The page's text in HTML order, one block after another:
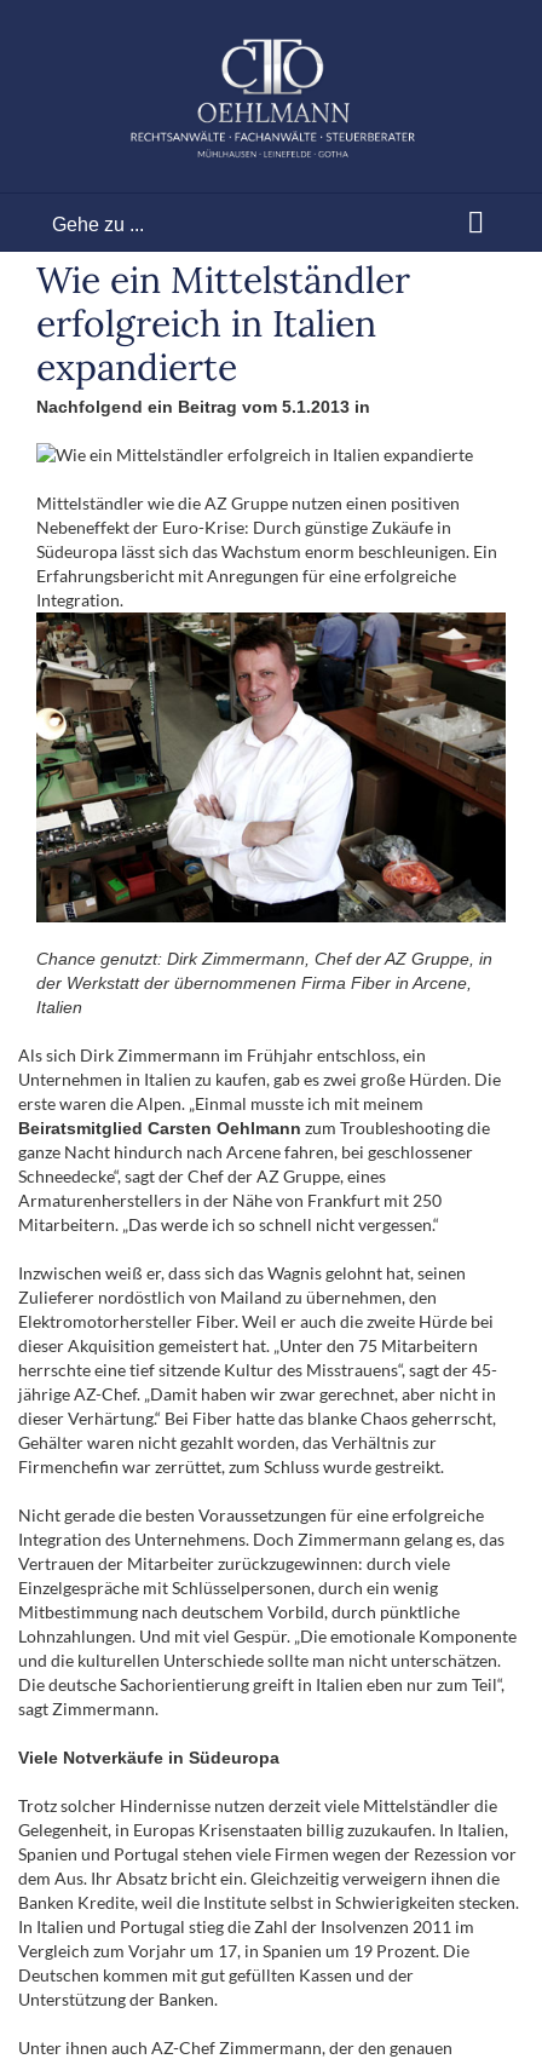
Gehe zu ...
Wie ein Mittelständler
erfolgreich in Italien
expandierte
Nachfolgend ein Beitrag vom 5.1.2013 in
Mittelständler wie die AZ Gruppe nutzen einen positiven
Nebeneffekt der Euro-Krise: Durch günstige Zukäufe in
Südeuropa lässt sich das Wachstum enorm beschleunigen. Ein
Erfahrungsbericht mit Anregungen für eine erfolgreiche
Integration.
Chance genutzt: Dirk Zimmermann, Chef der AZ Gruppe, in
der Werkstatt der übernommenen Firma Fiber in Arcene,
Italien
Als sich Dirk Zimmermann im Frühjahr entschloss, ein
Unternehmen in Italien zu kaufen, gab es zwei große Hürden. Die
erste waren die Alpen. „Einmal musste ich mit meinem
Beiratsmitglied Carsten Oehlmann zum Troubleshooting die
ganze Nacht hindurch nach Arcene fahren, bei geschlossener
Schneedecke“, sagt der Chef der AZ Gruppe, eines
Armaturenherstellers in der Nähe von Frankfurt mit 250
Mitarbeitern. „Das werde ich so schnell nicht vergessen.“
Inzwischen weiß er, dass sich das Wagnis gelohnt hat, seinen
Zulieferer nordöstlich von Mailand zu übernehmen, den
Elektromotorhersteller Fiber. Weil er auch die zweite Hürde bei
dieser Akquisition gemeistert hat. „Unter den 75 Mitarbeitern
herrschte eine tief sitzende Kultur des Misstrauens“, sagt der 45-
jährige AZ-Chef. „Damit haben wir zwar gerechnet, aber nicht in
dieser Verhärtung.“ Bei Fiber hatte das blanke Chaos geherrscht,
Gehälter waren nicht gezahlt worden, das Verhältnis zur
Firmenchefin war zerrüttet, zum Schluss wurde gestreikt.
Nicht gerade die besten Voraussetzungen für eine erfolgreiche
Integration des Unternehmens. Doch Zimmermann gelang es, das
Vertrauen der Mitarbeiter zurückzugewinnen: durch viele
Einzelgespräche mit Schlüsselpersonen, durch ein wenig
Mitbestimmung nach deutschem Vorbild, durch pünktliche
Lohnzahlungen. Und mit viel Gespür. „Die emotionale Komponente
und die kulturellen Unterschiede sollte man nicht unterschätzen.
Die deutsche Sachorientierung greift in Italien eben nur zum Teil“,
sagt Zimmermann.
Viele Notverkäufe in Südeuropa
Trotz solcher Hindernisse nutzen derzeit viele Mittelständler die
Gelegenheit, in Europas Krisenstaaten billig zuzukaufen. In Italien,
Spanien und Portugal stehen viele Firmen wegen der Rezession vor
dem Aus. Ihr Absatz bricht ein. Gleichzeitig verweigern ihnen die
Banken Kredite, weil die Institute selbst in Schwierigkeiten stecken.
In Italien und Portugal stieg die Zahl der Insolvenzen 2011 im
Vergleich zum Vorjahr um 17, in Spanien um 19 Prozent. Die
Deutschen kommen mit gut gefüllten Kassen und der
Unterstützung der Banken.
Unter ihnen auch AZ-Chef Zimmermann, der den genauen